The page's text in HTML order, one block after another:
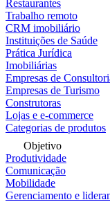
Restaurantes
Trabalho remoto
CRM imobiliário
Instituições de Saúde
Prática Jurídica
Imobiliárias
Empresas de
Empresas de Turismo
Construtoras
Lojas e e-commerce
Categorias de produtos
Objetivo
Produtividade
Comunicação
Mobilidade
Gerenciamento e